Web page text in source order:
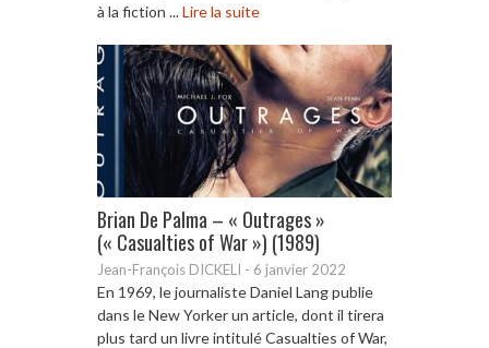
à la fiction ...Lire la suite
Brian De Palma – « Outrages »
(« Casualties of War ») (1989)
Jean-François DICKELI - 6 janvier 2022
En 1969, le journaliste Daniel Lang publie
dans le New Yorker un article, dont il tirera
plus tard un livre intitulé Casualties of War,